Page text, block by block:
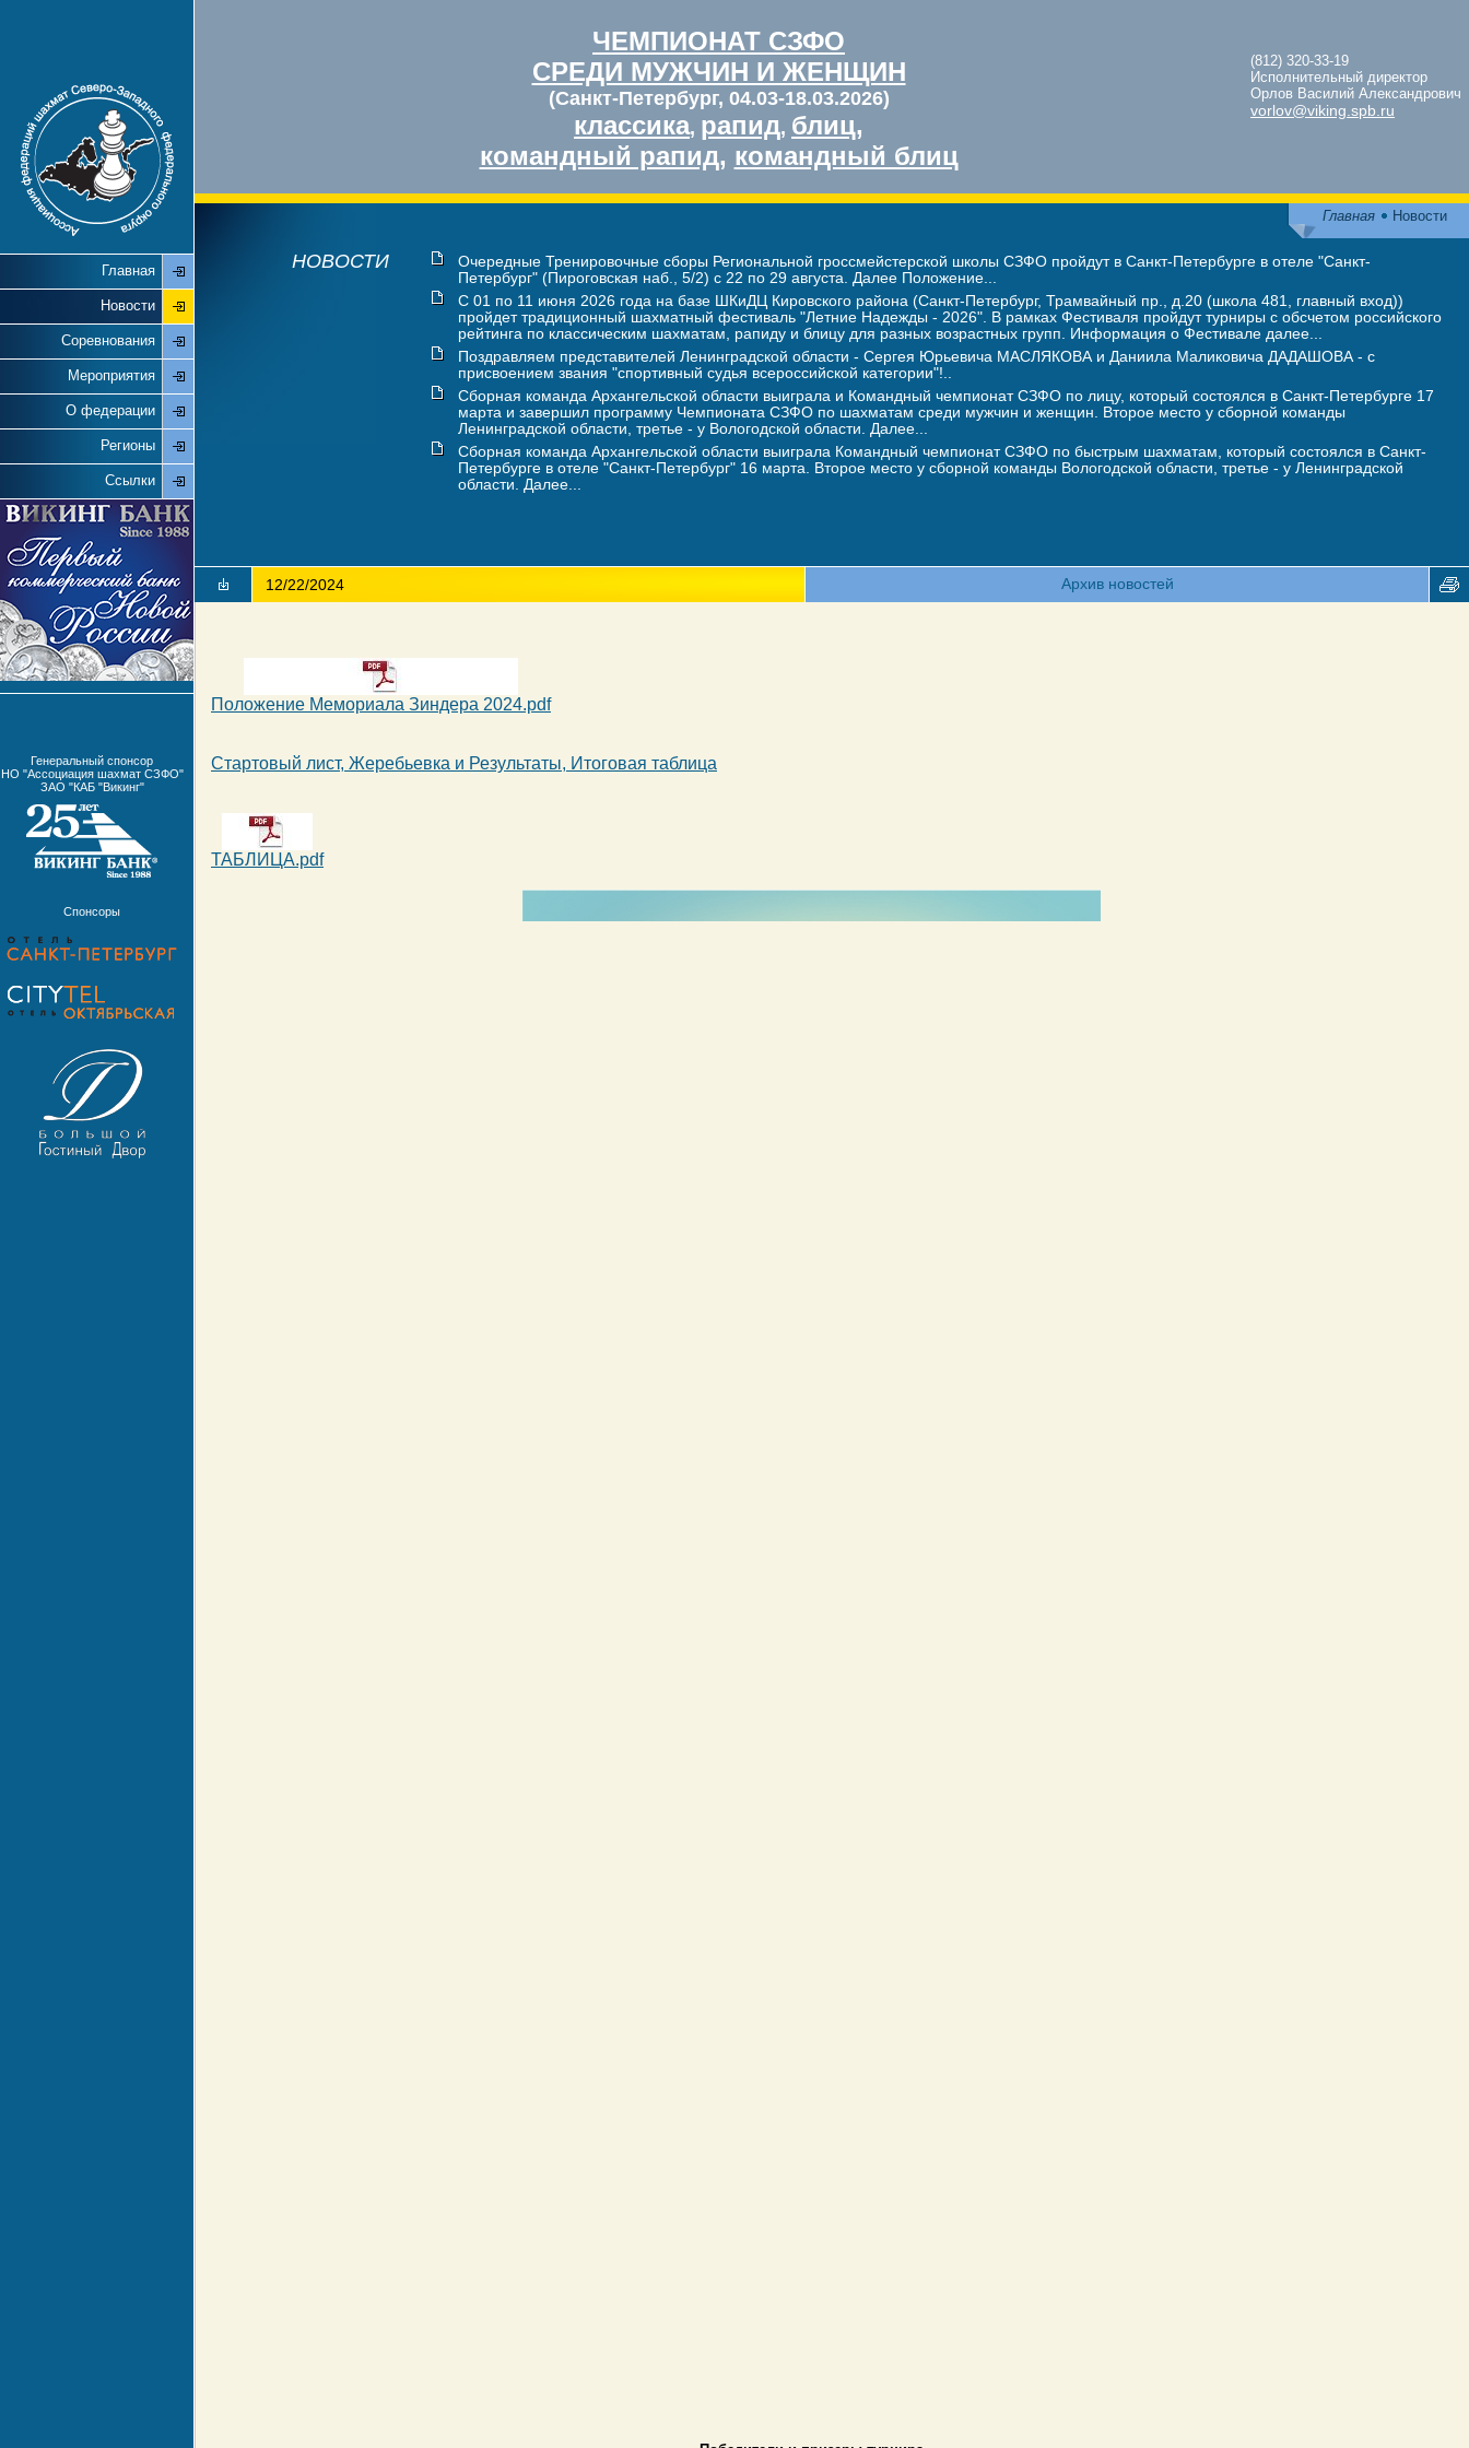
ЧЕМПИОНАТ СЗФО
СРЕДИ МУЖЧИН И ЖЕНЩИН
(Санкт-Петербург, 04.03-18.03.2026)
классика, рапид, блиц,
командный рапид, командный блиц
(812) 320-33-19
Исполнительный директор
Орлов Василий Александрович
vorlov@viking.spb.ru
Главная
Новости
Соревнования
Мероприятия
О федерации
Регионы
Ссылки
Генеральный спонсор
НО "Ассоциация шахмат СЗФО"
ЗАО "КАБ "Викинг"
Спонсоры
Главная Новости
НОВОСТИ
Очередные Тренировочные сборы Региональной гроссмейстерской школы СЗФО пройдут в Санкт-Петербурге в отеле "Санкт-
Петербург" (Пироговская наб., 5/2) с 22 по 29 августа. Далее Положение...
С 01 по 11 июня 2026 года на базе ШКиДЦ Кировского района (Санкт-Петербург, Трамвайный пр., д.20 (школа 481, главный вход))
пройдет традиционный шахматный фестиваль "Летние Надежды - 2026". В рамках Фестиваля пройдут турниры с обсчетом российского
рейтинга по классическим шахматам, рапиду и блицу для разных возрастных групп. Информация о Фестивале далее...
Поздравляем представителей Ленинградской области - Сергея Юрьевича МАСЛЯКОВА и Даниила Маликовича ДАДАШОВА - с
присвоением звания "спортивный судья всероссийской категории"!..
Сборная команда Архангельской области выиграла и Командный чемпионат СЗФО по лицу, который состоялся в Санкт-Петербурге 17
марта и завершил программу Чемпионата СЗФО по шахматам среди мужчин и женщин. Второе место у сборной команды
Ленинградской области, третье - у Вологодской области. Далее...
Сборная команда Архангельской области выиграла Командный чемпионат СЗФО по быстрым шахматам, который состоялся в Санкт-
Петербурге в отеле "Санкт-Петербург" 16 марта. Второе место у сборной команды Вологодской области, третье - у Ленинградской
области. Далее...
12/22/2024 Архив новостей
Положение Мемориала Зиндера 2024.pdf
Стартовый лист, Жеребьевка и Результаты, Итоговая таблица
ТАБЛИЦА.pdf